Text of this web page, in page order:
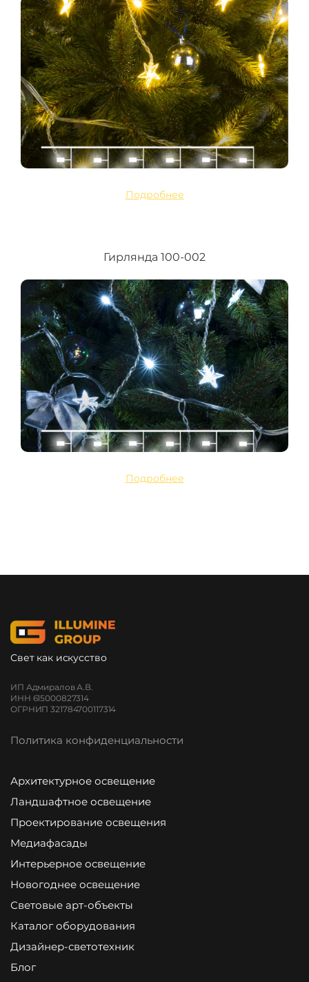
Подробнее
Гирлянда 100-002
Подробнее
Свет как искусство
ИП Адмиралов А.В.
ИНН 615000827314
ОГРНИП 321784700117314
Политика конфиденциальности
Архитектурное освещение
Ландшафтное освещение
Проектирование освещения
Медиафасады
Интерьерное освещение
Новогоднее освещение
Световые арт-объекты
Каталог оборудования
Дизайнер-светотехник
Блог